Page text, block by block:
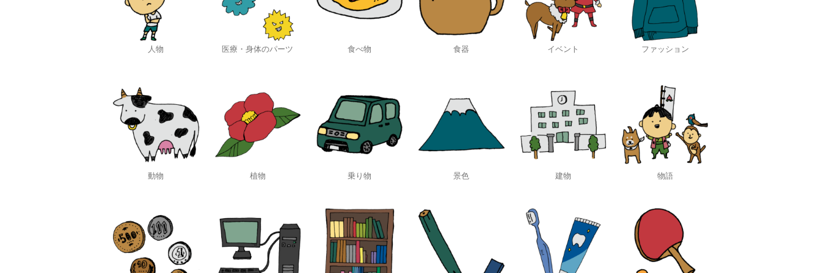
人物 医療・身体のパーツ 食べ物 食器 イベント ファッション
動物 植物 乗り物 景色 建物 物語